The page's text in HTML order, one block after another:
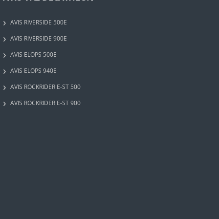
AVIS RIVERSIDE 500E
AVIS RIVERSIDE 900E
AVIS ELOPS 500E
AVIS ELOPS 940E
AVIS ROCKRIDER E-ST 500
AVIS ROCKRIDER E-ST 900